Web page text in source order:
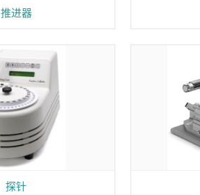
推进器
探针